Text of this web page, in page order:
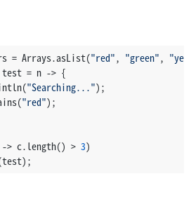
= Arrays.asList("red", "green",
test = n -> {
"Searching...");
"red");
> c.length() >
3)